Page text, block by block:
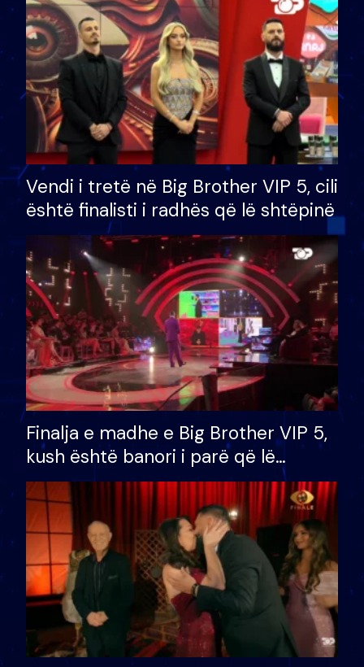
Vendi i tretë në Big Brother VIP 5, cili
është finalisti i radhës që lë shtëpinë
Finalja e madhe e Big Brother VIP 5,
kush është banori i parë që lë
shtëpinë dhe humb mundësinë për
të fituar çmimin e madh